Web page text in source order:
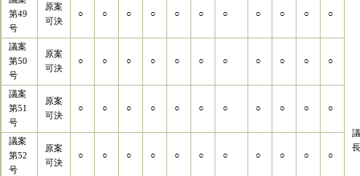
議
長
第49
号
原案
可決
○ ○ ○ ○ ○ ○ ○ ○ ○ ○ ○
議案
第50
号
原案
可決
○ ○ ○ ○ ○ ○ ○ ○ ○ ○ ○
議案
第51
号
原案
可決
○ ○ ○ ○ ○ ○ ○ ○ ○ ○ ○
議案
第52
号
原案
可決
○ ○ ○ ○ ○ ○ ○ ○ ○ ○ ○